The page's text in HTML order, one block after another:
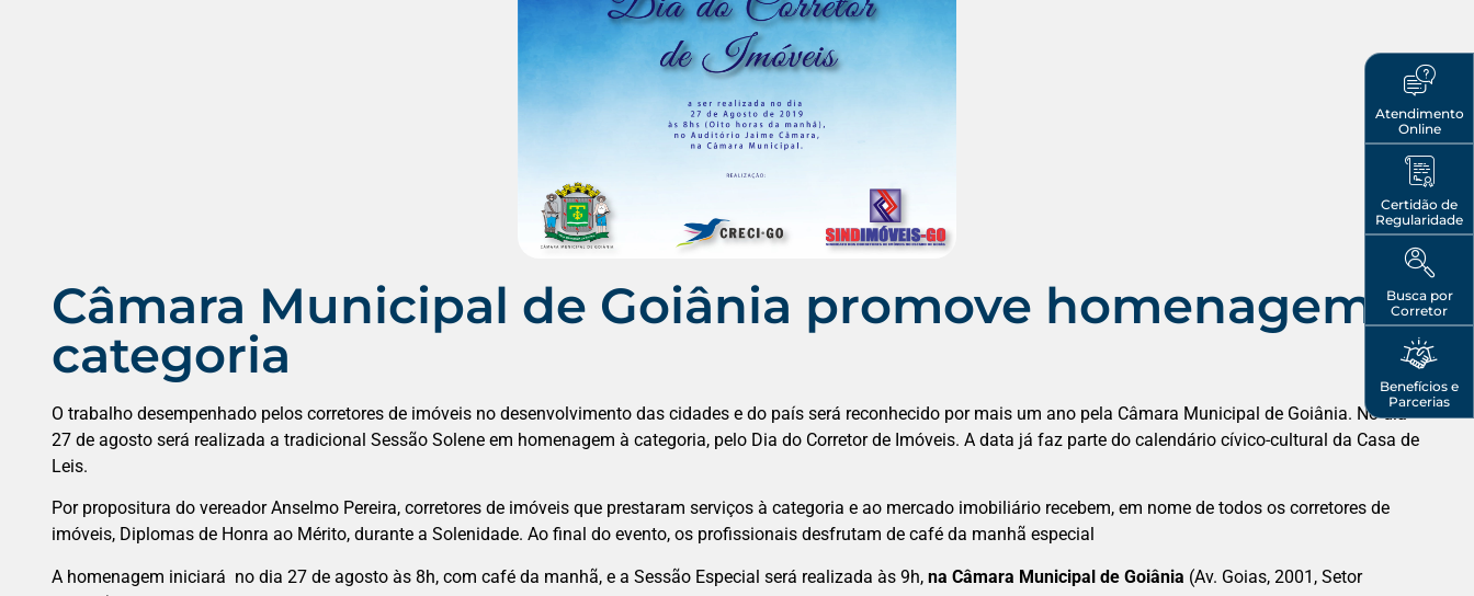
Atendimento
Online
Certidão de
Regularidade
Busca por
Corretor
Benefícios e
Parcerias
Câmara Municipal de Goiânia promove homenagem à
categoria
O trabalho desempenhado pelos corretores de imóveis no desenvolvimento das cidades e do país será reconhecido por mais um ano pela Câmara Municipal de Goiânia. No dia
27 de agosto será realizada a tradicional Sessão Solene em homenagem à categoria, pelo Dia do Corretor de Imóveis. A data já faz parte do calendário cívico-cultural da Casa de
Leis.
Por propositura do vereador Anselmo Pereira, corretores de imóveis que prestaram serviços à categoria e ao mercado imobiliário recebem, em nome de todos os corretores de
imóveis, Diplomas de Honra ao Mérito, durante a Solenidade. Ao final do evento, os profissionais desfrutam de café da manhã especial
A homenagem iniciará no dia 27 de agosto às 8h, com café da manhã, e a Sessão Especial será realizada às 9h, na Câmara Municipal de Goiânia (Av. Goias, 2001, Setor